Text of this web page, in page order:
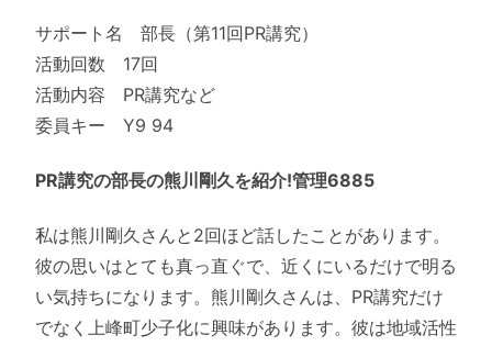
サポート名 部長（第11回PR講究）
活動回数 17回
活動内容 PR講究など
委員キー Y9 94
PR講究の部長の熊川剛久を紹介!管理6885
私は熊川剛久さんと2回ほど話したことがあります。
彼の思いはとても真っ直ぐで、近くにいるだけで明る
い気持ちになります。熊川剛久さんは、PR講究だけ
でなく上峰町少子化に興味があります。彼は地域活性